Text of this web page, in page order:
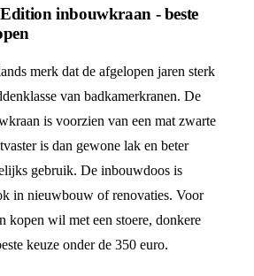
inbouwkraan - beste
merk dat de afgelopen jaren sterk
van badkamerkranen. De
is voorzien van een mat zwarte
is dan gewone lak en beter
gebruik. De inbouwdoos is
in nieuwbouw of renovaties. Voor
kopen wil met een stoere, donkere
keuze onder de 350 euro.